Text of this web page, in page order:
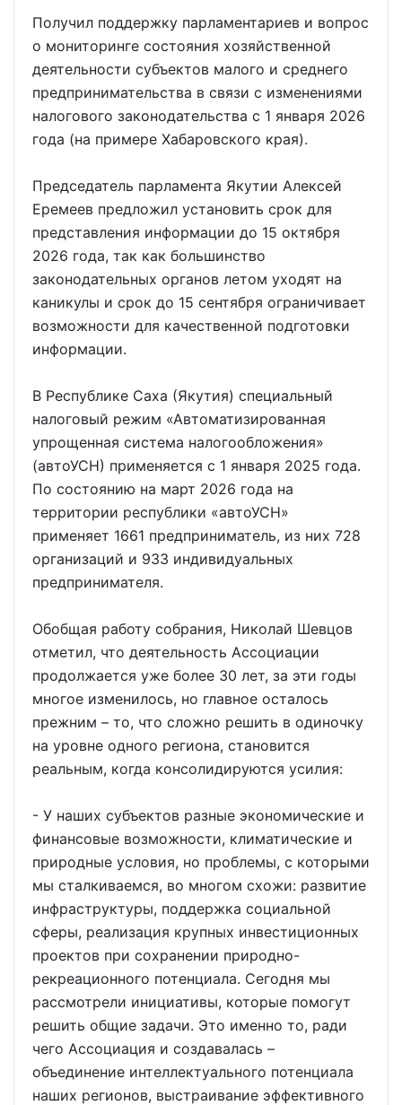
Получил поддержку парламентариев и вопрос
о мониторинге состояния хозяйственной
деятельности субъектов малого и среднего
предпринимательства в связи с изменениями
налогового законодательства с 1 января 2026
года (на примере Хабаровского края).
Председатель парламента Якутии Алексей
Еремеев предложил установить срок для
представления информации до 15 октября
2026 года, так как большинство
законодательных органов летом уходят на
каникулы и срок до 15 сентября ограничивает
возможности для качественной подготовки
информации.
В Республике Саха (Якутия) специальный
налоговый режим «Автоматизированная
упрощенная система налогообложения»
(автоУСН) применяется с 1 января 2025 года.
По состоянию на март 2026 года на
территории республики «автоУСН»
применяет 1661 предприниматель, из них 728
организаций и 933 индивидуальных
предпринимателя.
Обобщая работу собрания, Николай Шевцов
отметил, что деятельность Ассоциации
продолжается уже более 30 лет, за эти годы
многое изменилось, но главное осталось
прежним – то, что сложно решить в одиночку
на уровне одного региона, становится
реальным, когда консолидируются усилия:
- У наших субъектов разные экономические и
финансовые возможности, климатические и
природные условия, но проблемы, с которыми
мы сталкиваемся, во многом схожи: развитие
инфраструктуры, поддержка социальной
сферы, реализация крупных инвестиционных
проектов при сохранении природно-
рекреационного потенциала. Сегодня мы
рассмотрели инициативы, которые помогут
решить общие задачи. Это именно то, ради
чего Ассоциация и создавалась –
объединение интеллектуального потенциала
наших регионов, выстраивание эффективного